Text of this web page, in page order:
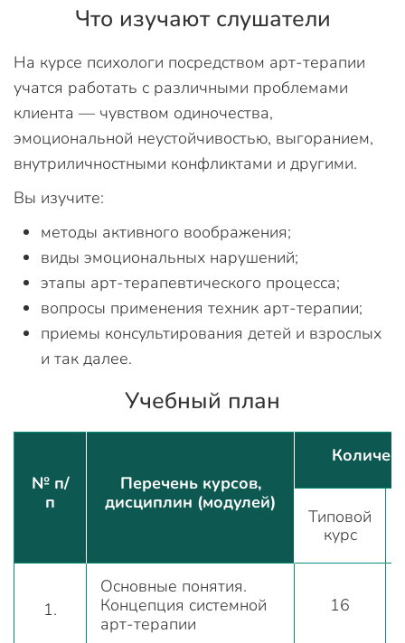
Что изучают слушатели
На курсе психологи посредством арт-терапии
учатся работать с различными проблемами
клиента — чувством одиночества,
эмоциональной неустойчивостью, выгоранием,
внутриличностными конфликтами и другими.
Вы изучите:
методы активного воображения;
виды эмоциональных нарушений;
этапы арт-терапевтического процесса;
вопросы применения техник арт-терапии;
приемы консультирования детей и взрослых
и так далее.
Учебный план
№ п/
п
Перечень курсов,
дисциплин (модулей)
Типовой
курс
1.
Основные понятия.
Концепция системной
арт-терапии
16